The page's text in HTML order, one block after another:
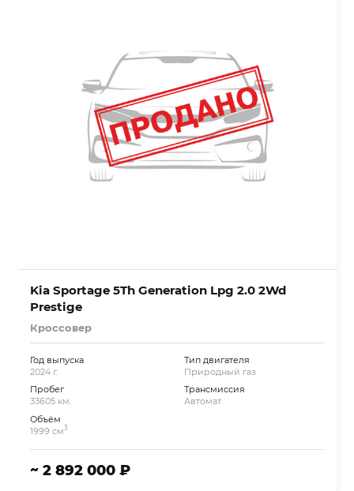
Kia Sportage 5Th Generation Lpg 2.0 2Wd
Prestige
Кроссовер
Год выпуска
2024 г.
Пробег
33605 км.
Объём
1999 см3
Тип двигателя
Природный газ
Трансмиссия
Автомат
~ 2 892 000 ₽